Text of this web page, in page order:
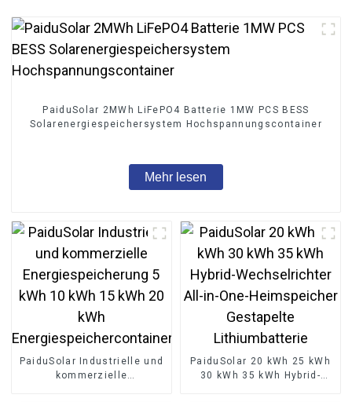
PaiduSolar 2MWh LiFePO4 Batterie 1MW PCS BESS
Solarenergiespeichersystem Hochspannungscontainer
Mehr lesen
PaiduSolar Industrielle und
kommerzielle
PaiduSolar 20 kWh 25 kWh
30 kWh 35 kWh Hybrid-